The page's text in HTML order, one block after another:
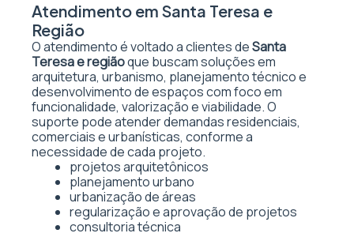
Atendimento em Santa Teresa e
Região
O atendimento é voltado a clientes deSanta
Teresa e regiãoque buscam soluções em
arquitetura, urbanismo, planejamento técnico e
desenvolvimento de espaços com foco em
funcionalidade, valorização e viabilidade. O
suporte pode atender demandas residenciais,
comerciais e urbanísticas, conforme a
necessidade de cada projeto.
projetos arquitetônicos
planejamento urbano
urbanização de áreas
regularização e aprovação de projetos
consultoria técnica